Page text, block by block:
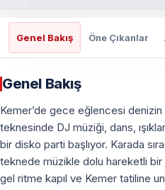
Genel Bakış Öne Çıkanlar
Genel Bakış
Kemer’de gece eğlencesi denizin
teknesinde DJ müziği, dans,
bir disko parti başlıyor. Karada
teknede müzikle dolu hareketli bir
gel ritme kapıl ve Kemer tatiline